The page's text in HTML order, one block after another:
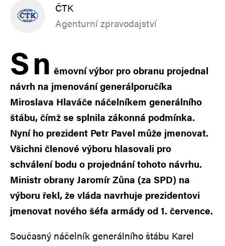
ČTK
Agenturní zpravodajství
Sn ěmovní výbor pro obranu projednal
návrh na jmenování generálporučíka
Miroslava Hlaváče náčelníkem generálního
štábu, čímž se splnila zákonná podmínka.
Nyní ho prezident Petr Pavel může jmenovat.
Všichni členové výboru hlasovali pro
schválení bodu o projednání tohoto návrhu.
Ministr obrany Jaromír Zůna (za SPD) na
výboru řekl, že vláda navrhuje prezidentovi
jmenovat nového šéfa armády od 1. července.
Současný náčelník generálního štábu Karel